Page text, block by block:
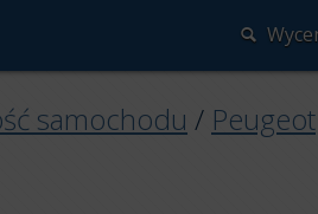
samochodu / Peugeot